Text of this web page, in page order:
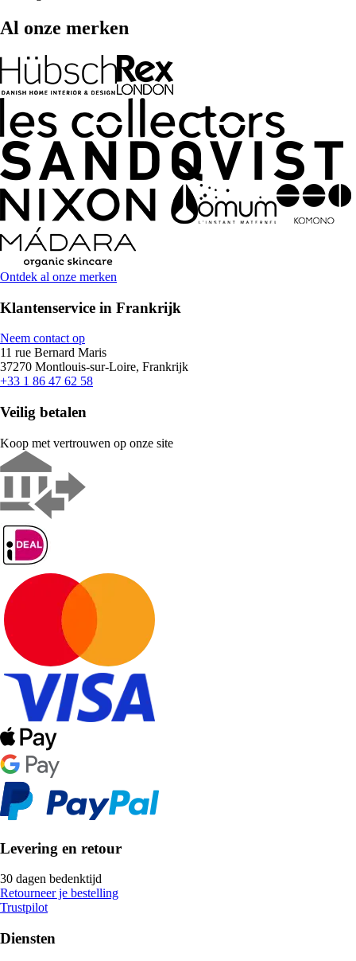
Al onze merken
Ontdek al onze merken
Klantenservice in Frankrijk
Neem contact op
11 rue Bernard Maris
37270 Montlouis-sur-Loire, Frankrijk
+33 1 86 47 62 58
Veilig betalen
Koop met vertrouwen op onze site
Levering en retour
30 dagen bedenktijd
Retourneer je bestelling
Trustpilot
Diensten